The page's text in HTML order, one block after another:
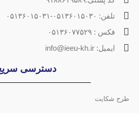
تلفن: ۰۵۱۳۶۰۱۵۰۳۰-۰۵۱۳۶۰۱۵۰۳۱
فکس : ۰۵۱۳۶۰۷۷۵۲۹
ایمیل: info@ieeu-kh.ir
دسترسی سریع
طرح شکایت